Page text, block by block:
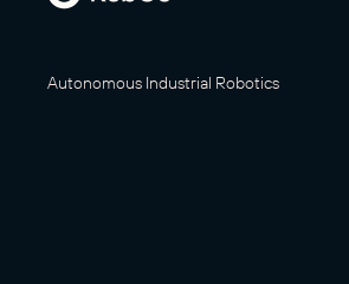
Autonomous Industrial Robotics